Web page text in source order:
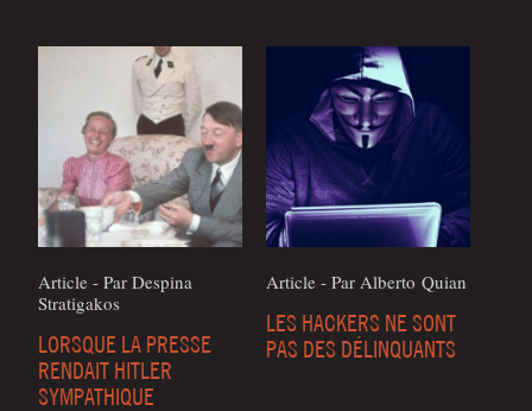
Article - Par Des­pi­na
Stratigakos
LORSQUE LA PRESSE
RENDAIT HITLER
SYMPATHIQUE
Article - Par Alber­to Quian
LES HACKERS NE SONT
PAS DES DÉLINQUANTS